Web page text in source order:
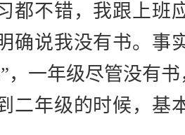
都不错，我跟上班
确说我没有书。事
，一年级尽管没有
二年级的时候，基